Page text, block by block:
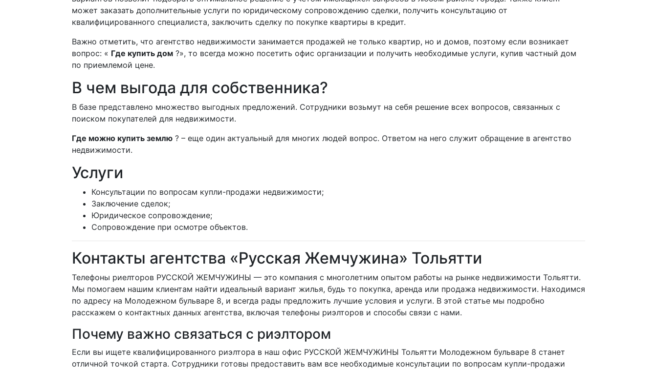
может заказать дополнительные услуги по юридическому сопровождению сделки, получить консультацию от
квалифицированного специалиста, заключить сделку по покупке квартиры в кредит.
Важно отметить, что агентство недвижимости занимается продажей не только квартир, но и домов, поэтому если возникает
вопрос: « Где купить дом ?», то всегда можно посетить офис организации и получить необходимые услуги, купив частный дом
по приемлемой цене.
В чем выгода для собственника?
В базе представлено множество выгодных предложений. Сотрудники возьмут на себя решение всех вопросов, связанных с
поиском покупателей для недвижимости.
Где можно купить землю ? – еще один актуальный для многих людей вопрос. Ответом на него служит обращение в агентство
недвижимости.
Услуги
Консультации по вопросам купли-продажи недвижимости;
Заключение сделок;
Юридическое сопровождение;
Сопровождение при осмотре объектов.
Контакты агентства «Русская Жемчужина» Тольятти
Телефоны риелторов РУССКОЙ ЖЕМЧУЖИНЫ — это компания с многолетним опытом работы на рынке недвижимости Тольятти.
Мы помогаем нашим клиентам найти идеальный вариант жилья, будь то покупка, аренда или продажа недвижимости. Находимся
по адресу на Молодежном бульваре 8, и всегда рады предложить лучшие условия и услуги. В этой статье мы подробно
расскажем о контактных данных агентства, включая телефоны риэлторов и способы связи с нами.
Почему важно связаться с риэлтором
Если вы ищете квалифицированного риэлтора в наш офис РУССКОЙ ЖЕМЧУЖИНЫ Тольятти Молодежном бульваре 8 станет
отличной точкой старта. Сотрудники готовы предоставить вам все необходимые консультации по вопросам купли-продажи